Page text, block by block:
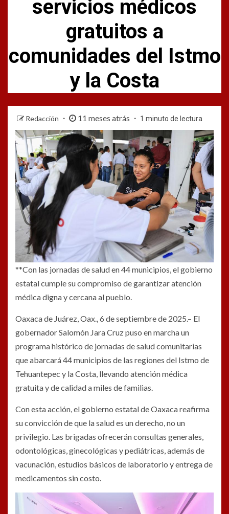
servicios médicos
gratuitos a
comunidades del Istmo
y la Costa
Redacción 11 meses atrás 1 minuto de lectura
**Con las jornadas de salud en 44 municipios, el gobierno
estatal cumple su compromiso de garantizar atención
médica digna y cercana al pueblo.
Oaxaca de Juárez, Oax., 6 de septiembre de 2025.– El
gobernador Salomón Jara Cruz puso en marcha un
programa histórico de jornadas de salud comunitarias
que abarcará 44 municipios de las regiones del Istmo de
Tehuantepec y la Costa, llevando atención médica
gratuita y de calidad a miles de familias.
Con esta acción, el gobierno estatal de Oaxaca reafirma
su convicción de que la salud es un derecho, no un
privilegio. Las brigadas ofrecerán consultas generales,
odontológicas, ginecológicas y pediátricas, además de
vacunación, estudios básicos de laboratorio y entrega de
medicamentos sin costo.